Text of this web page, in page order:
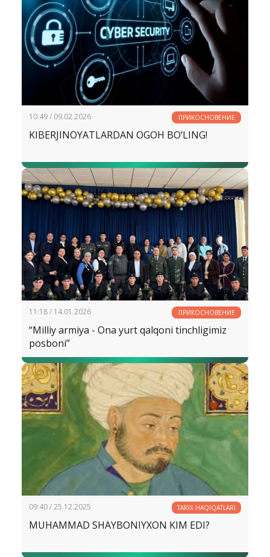
10:49 / 09.02.2026 ПРИКОСНОВЕНИЕ
KIBERJINOYATLARDAN OGOH BO‘LING!
11:18 / 14.01.2026 ПРИКОСНОВЕНИЕ
“Milliy armiya - Ona yurt qalqoni tinchligimiz
posboni”
09:40 / 25.12.2025 TARIX HAQIQATLARI
MUHAMMAD SHAYBONIYXON KIM EDI?